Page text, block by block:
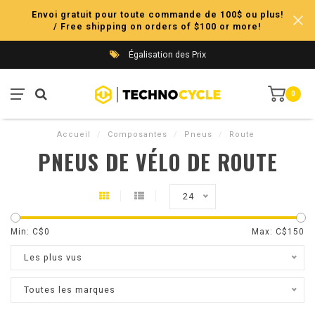
Envoi gratuit pour toute commande de 100$ ou plus!
/ Free shipping on orders of $100 or more!
Égalisation des Prix
0
Accueil / Composantes / Pneus / Route
PNEUS DE VÉLO DE ROUTE
24
Min: C$0 Max: C$ 150
Les plus vus
Toutes les marques